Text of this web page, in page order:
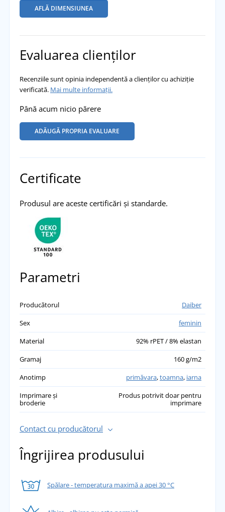
AFLĂ DIMENSIUNEA
Evaluarea clienților
Recenziile sunt opinia independentă a clienților cu achiziție
verificată. Mai multe informații.
Până acum nicio părere
ADĂUGĂ PROPRIA EVALUARE
Certificate
Produsul are aceste certificări și standarde.
Parametri
Producătorul
Daiber
Sex
feminin
Material
92% rPET / 8% elastan
Gramaj
160 g/m2
Anotimp
primăvara,toamna, iarna
Imprimare și
broderie
Produs potrivit doar pentru
imprimare
Contact cu producătorul
Îngrijirea produsului
Spălare - temperatura maximă a apei 30 °C